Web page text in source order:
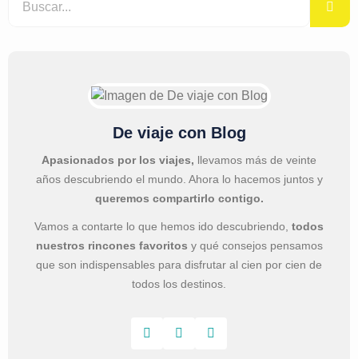
De viaje con Blog
Apasionados por los viajes, llevamos más de veinte
años descubriendo el mundo. Ahora lo hacemos juntos y
queremos compartirlo contigo.
Vamos a contarte lo que hemos ido descubriendo, todos
nuestros rincones favoritos y qué consejos pensamos
que son indispensables para disfrutar al cien por cien de
todos los destinos.